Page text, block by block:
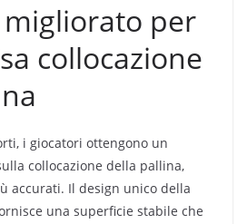
per
collocazione
i giocatori ottengono un
collocazione della pallina,
accurati. Il design unico della
una superficie stabile che